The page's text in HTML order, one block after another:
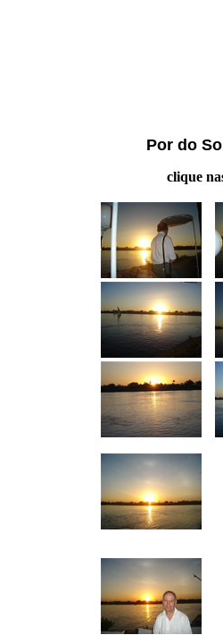
Por do
clique